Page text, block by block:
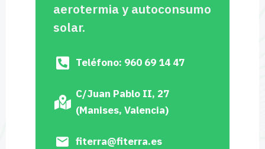
aerotermia y autoconsumo
solar.
Teléfono: 960 69 14 47
C/Juan Pablo II, 27
(Manises, Valencia)
fiterra@fiterra.es